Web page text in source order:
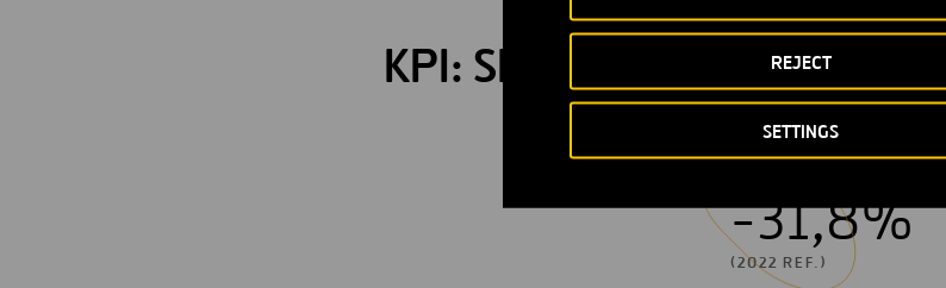
SETTINGS
REJECT
KPI: SIF rate
-31,8%
(2022 REF.)